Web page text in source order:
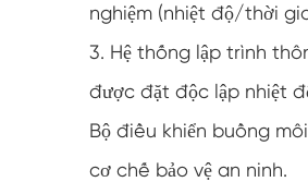
nghiệm (nhiệt độ/thời
3. Hệ thống lập trình
được đặt độc lập nhiệt
Bộ điều khiển buồng
cơ chế bảo vệ an ninh.